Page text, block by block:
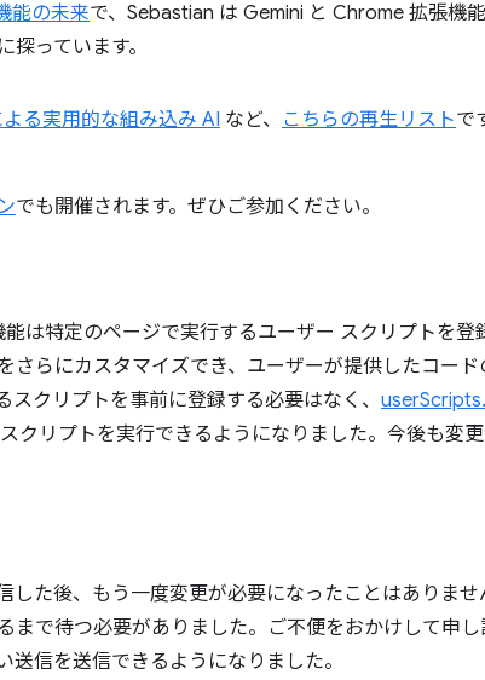
能の未来で、Sebastian は Gemini と Chrome 拡張機
っています。
る実用的な組み込み AI など、 こちらの再生リストで
でも開催されます。ぜひご参加ください。
は特定のページで実行するユーザー スクリプトを登
さらにカスタマイズでき、ユーザーが提供したコー
クリプトを事前に登録する必要はなく、
クリプトを実行できるようになりました。今後も変
した後、もう一度変更が必要になったことはありま
で待つ必要がありました。ご不便をおかけして申し
送信を送信できるようになりました。